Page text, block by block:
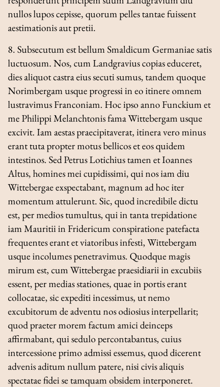
nullos lupos cepisse, quorum pelles tantae fuissent
aestimationis aut pretii.
8. Subsecutum est bellum Smaldicum Germaniae satis
luctuosum. Nos, cum Landgravius copias educeret,
dies aliquot castra eius secuti sumus, tandem quoque
Norimbergam usque progressi in eo itinere omnem
lustravimus Franconiam. Hoc ipso anno Funckium et
me Philippi Melanchtonis fama Wittebergam usque
excivit. Iam aestas praecipitaverat, itinera vero minus
erant tuta propter motus bellicos et eos quidem
intestinos. Sed Petrus Lotichius tamen et Ioannes
Altus, homines mei cupidissimi, qui nos iam diu
Wittebergae exspectabant, magnum ad hoc iter
momentum attulerunt. Sic, quod incredibile dictu
est, per medios tumultus, qui in tanta trepidatione
iam Mauritii in Fridericum conspiratione patefacta
frequentes erant et viatoribus infesti, Wittebergam
usque incolumes penetravimus. Quodque magis
mirum est, cum Wittebergae praesidiarii in excubiis
essent, per medias stationes, quae in portis erant
collocatae, sic expediti incessimus, ut nemo
excubitorum de adventu nos odiosius interpellarit;
quod praeter morem factum amici deinceps
affirmabant, qui sedulo percontabantus, cuius
intercessione primo admissi essemus, quod dicerent
advenis aditum nullum patere, nisi civis aliquis
spectatae fidei se tamquam obsidem interponeret.